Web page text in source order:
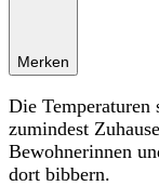
Merken
Die Temperaturen
zumindest
Bewohnerinnen
dort bibbern.